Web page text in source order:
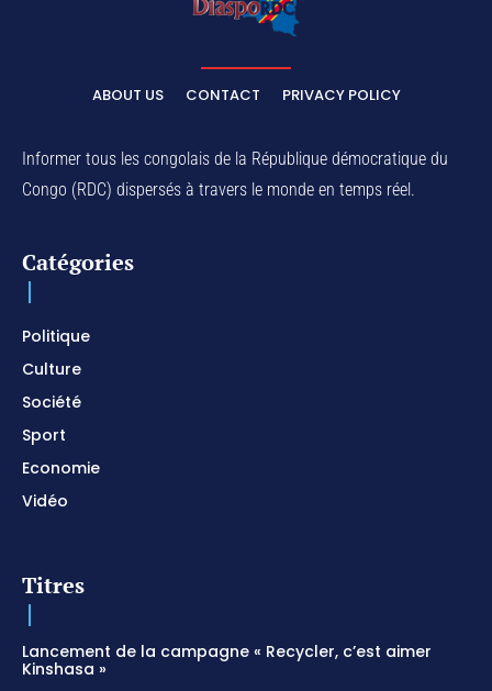
ABOUT US CONTACT PRIVACY POLICY
Informer tous les congolais de la République démocratique du
Congo (RDC) dispersés à travers le monde en temps réel.
Catégories
Politique
Culture
Société
Sport
Economie
Vidéo
Titres
Lancement de la campagne « Recycler, c’est aimer
Kinshasa »